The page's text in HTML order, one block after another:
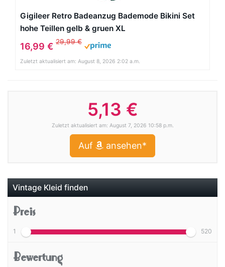
Gigileer Retro Badeanzug Bademode Bikini Set
hohe Teillen gelb & gruen XL
16,99 € 29,99 €
Zuletzt aktualisiert am: August 8, 2026 2:02 a.m.
5,13 €
Zuletzt aktualisiert am: August 7, 2026 10:58 p.m.
Auf ansehen*
Vintage Kleid finden
Preis
1 520
Bewertung